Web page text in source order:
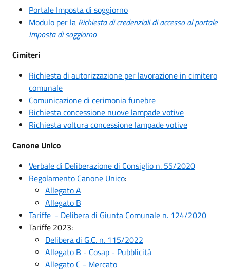
Portale Imposta di soggiorno
Modulo per la Richiesta di credenziali di accesso al portale
Imposta di soggiorno
Cimiteri
Richiesta di autorizzazione per lavorazione in cimitero
comunale
Comunicazione di cerimonia funebre
Richiesta concessione nuove lampade votive
Richiesta voltura concessione lampade votive
Canone Unico
Verbale di Deliberazione di Consiglio n. 55/2020
Regolamento Canone Unico:
Allegato A
Allegato B
Tariffe - Delibera di Giunta Comunale n. 124/2020
Tariffe 2023:
Delibera di G.C. n. 115/2022
Allegato B - Cosap - Pubblicità
Allegato C - Mercato